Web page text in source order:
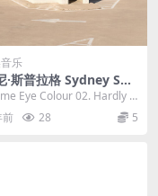
乐
·斯普拉格 Sydney Spr
- somebody in hell lo
2023 [24Bit/96kHz]
Flac 652MB]
Eye Colour 02. Hardly t
...
前 28 5